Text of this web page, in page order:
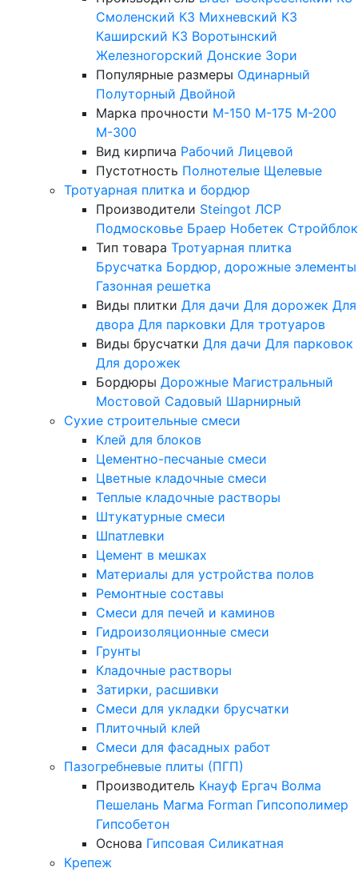
Смоленский КЗ Михневский КЗ
Каширский КЗ Воротынский
Железногорский Донские Зори
Популярные размеры Одинарный
Полуторный Двойной
Марка прочности М-150 М-175 М-200
М-300
Вид кирпича Рабочий Лицевой
Пустотность Полнотелые Щелевые
Тротуарная плитка и бордюр
Производители Steingot ЛСР
Подмосковье Браер Нобетек Стройблок
Тип товара Тротуарная плитка
Брусчатка Бордюр, дорожные элементы
Газонная решетка
Виды плитки Для дачи Для дорожек Для
двора Для парковки Для тротуаров
Виды брусчатки Для дачи Для парковок
Для дорожек
Бордюры Дорожные Магистральный
Мостовой Садовый Шарнирный
Сухие строительные смеси
Клей для блоков
Цементно-песчаные смеси
Цветные кладочные смеси
Теплые кладочные растворы
Штукатурные смеси
Шпатлевки
Цемент в мешках
Материалы для устройства полов
Ремонтные составы
Смеси для печей и каминов
Гидроизоляционные смеси
Грунты
Кладочные растворы
Затирки, расшивки
Смеси для укладки брусчатки
Плиточный клей
Смеси для фасадных работ
Пазогребневые плиты (ПГП)
Производитель Кнауф Ергач Волма
Пешелань Магма Forman Гипсополимер
Гипсобетон
Основа Гипсовая Силикатная
Крепеж